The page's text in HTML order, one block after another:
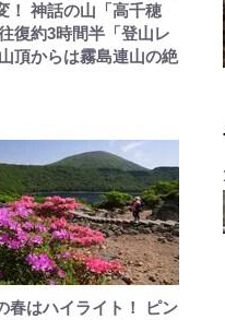
！ 神話の山「高千穂
復約3時間半「登山レ
頂からは霧島連山の絶
春はハイライト！ ピン